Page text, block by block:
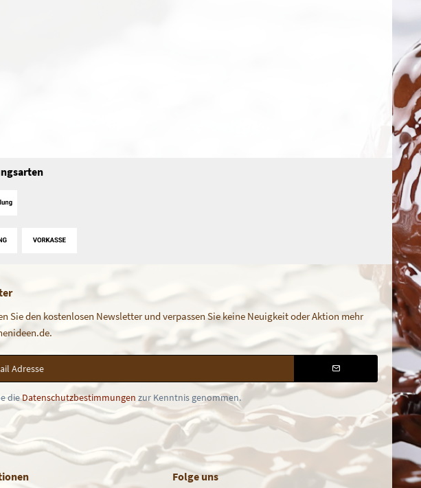
Sie den kostenlosen Newsletter und verpassen Sie keine Neuigkeit oder Aktion mehr
dieDatenschutzbestimmungen zur Kenntnis genommen.
Folge uns